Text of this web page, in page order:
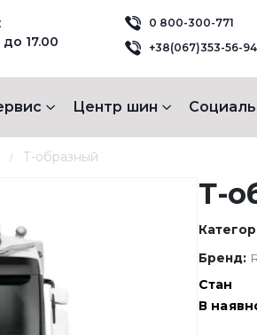
17.00
0 800-300-771
+38(067)353-56-94
Центр шин
Т-образный
Т-
Бренд:
Стан
В